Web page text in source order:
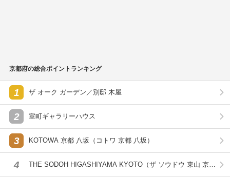
京都府の総合ポイントランキング
1 ザ オーク ガーデン／別邸 木屋
2 室町ギャラリーハウス
3 KOTOWA 京都 八坂（コトワ 京都 八坂）
4
THE SODOH HIGASHIYAMA KYOTO（ザ ソウドウ 東山 京